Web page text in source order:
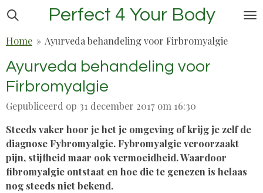
Ga
naar
hoofdinhoud
Perfect 4 Your Body
Home » Ayurveda behandeling voor Firbromyalgie
Ayurveda behandeling voor
Firbromyalgie
Gepubliceerd op 31 december 2017 om 16:30
Steeds vaker hoor je het je omgeving of krijg je zelf de
diagnose Fybromyalgie. Fybromyalgie veroorzaakt
pijn, stijfheid maar ook vermoeidheid. Waardoor
fibromyalgie ontstaat en hoe die te genezen is helaas
nog steeds niet bekend.